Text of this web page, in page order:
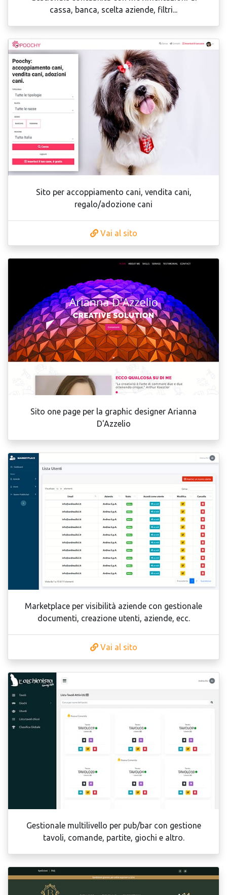
cassa, banca, scelta aziende, filtri...
Sito per accoppiamento cani, vendita cani,
regalo/adozione cani
Vai al sito
Sito one page per la graphic designer Arianna
D'Azzelio
Marketplace per visibilità aziende con gestionale
documenti, creazione utenti, aziende, ecc.
Vai al sito
Gestionale multilivello per pub/bar con gestione
tavoli, comande, partite, giochi e altro.